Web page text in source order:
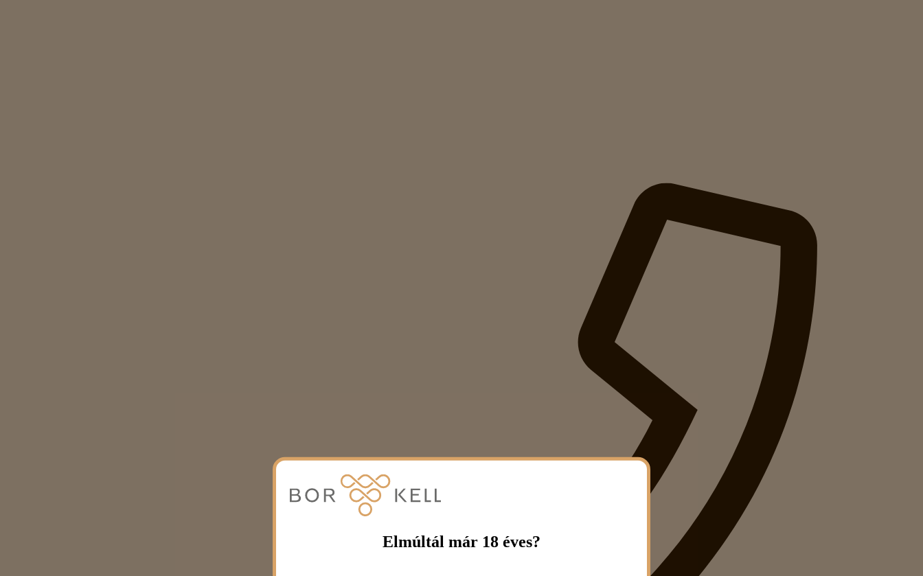
Elmúltál már 18 éves?